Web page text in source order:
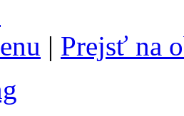
| Prejsť na